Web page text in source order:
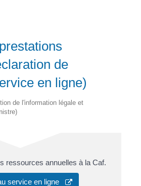
de
en ligne)
de l'information légale et
ressources annuelles à la Caf.
service en ligne